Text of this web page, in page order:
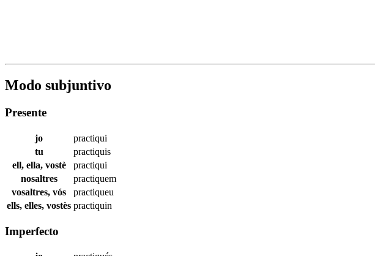
Modo subjuntivo
Presente
jo
practiqui
tu
practiquis
ell, ella, vostè
practiqui
nosaltres
practiquem
vosaltres, vós
practiqueu
ells, elles, vostès practiquin
Imperfecto